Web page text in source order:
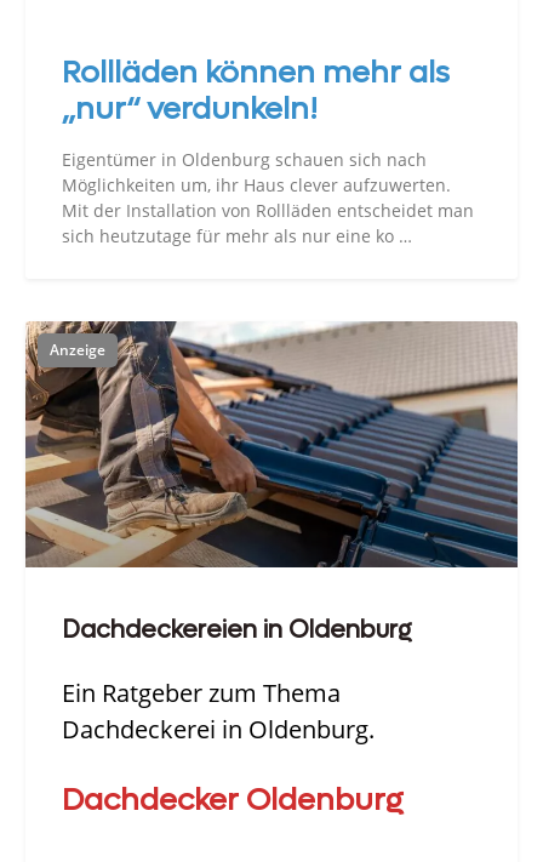
Rollläden können mehr als
„nur“ verdunkeln!
Eigentümer in Oldenburg schauen sich nach
Möglichkeiten um, ihr Haus clever aufzuwerten.
Mit der Installation von Rollläden entscheidet man
sich heutzutage für mehr als nur eine ko …
Dachdeckereien in Oldenburg
Ein Ratgeber zum Thema
Dachdeckerei in Oldenburg.
Dachdecker Oldenburg